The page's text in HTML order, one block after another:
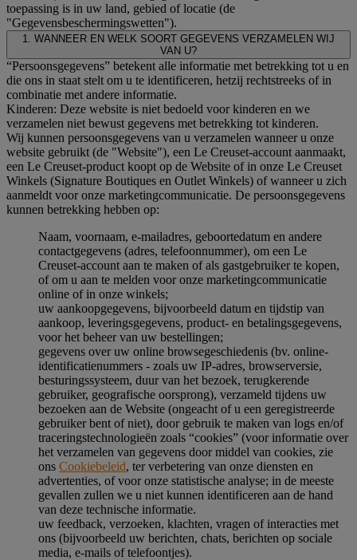
toepassing is in uw land, gebied of locatie (de
"Gegevensbeschermingswetten").
1. WANNEER EN WELK SOORT GEGEVENS VERZAMELEN WIJ
VAN U?
“Persoonsgegevens” betekent alle informatie met betrekking tot u en
die ons in staat stelt om u te identificeren, hetzij rechtstreeks of in
combinatie met andere informatie.
Kinderen: Deze website is niet bedoeld voor kinderen en we
verzamelen niet bewust gegevens met betrekking tot kinderen.
Wij kunnen persoonsgegevens van u verzamelen wanneer u onze
website gebruikt (de "Website"), een Le Creuset-account aanmaakt,
een Le Creuset-product koopt op de Website of in onze Le Creuset
Winkels (Signature Boutiques en Outlet Winkels) of wanneer u zich
aanmeldt voor onze marketingcommunicatie. De persoonsgegevens
kunnen betrekking hebben op:
Naam, voornaam, e-mailadres, geboortedatum en andere
contactgegevens (adres, telefoonnummer), om een Le
Creuset-account aan te maken of als gastgebruiker te kopen,
of om u aan te melden voor onze marketingcommunicatie
online of in onze winkels;
uw aankoopgegevens, bijvoorbeeld datum en tijdstip van
aankoop, leveringsgegevens, product- en betalingsgegevens,
voor het beheer van uw bestellingen;
gegevens over uw online browsegeschiedenis (bv. online-
identificatienummers - zoals uw IP-adres, browserversie,
besturingssysteem, duur van het bezoek, terugkerende
gebruiker, geografische oorsprong), verzameld tijdens uw
bezoeken aan de Website (ongeacht of u een geregistreerde
gebruiker bent of niet), door gebruik te maken van logs en/of
traceringstechnologieën zoals “cookies” (voor informatie over
het verzamelen van gegevens door middel van cookies, zie
ons Cookiebeleid, ter verbetering van onze diensten en
advertenties, of voor onze statistische analyse; in de meeste
gevallen zullen we u niet kunnen identificeren aan de hand
van deze technische informatie.
uw feedback, verzoeken, klachten, vragen of interacties met
ons (bijvoorbeeld uw berichten, chats, berichten op sociale
media, e-mails of telefoontjes).